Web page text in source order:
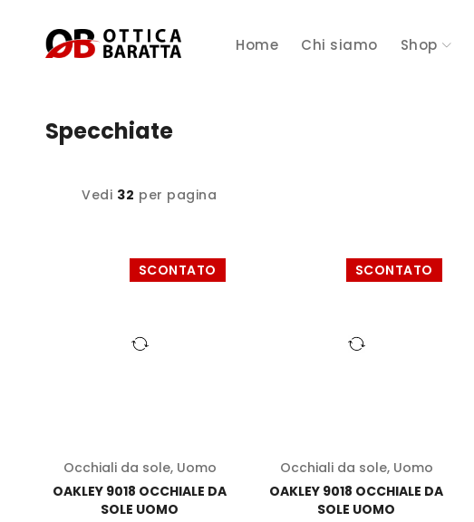
Home Chi siamo Shop
Specchiate
Vedi 32 per pagina
SCONTATO
Occhiali da sole, Uomo
OAKLEY 9018 OCCHIALE DA
SOLE UOMO
SCONTATO
Occhiali da sole, Uomo
OAKLEY 9018 OCCHIALE DA
SOLE UOMO